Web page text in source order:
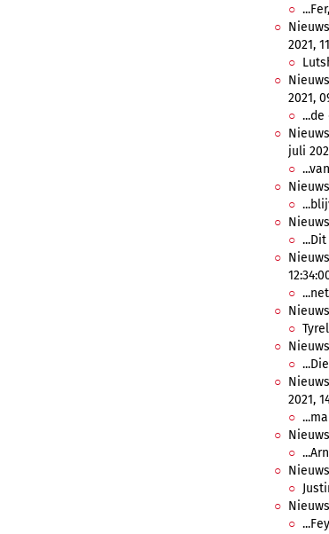
2021,
2021,
juli
2021,